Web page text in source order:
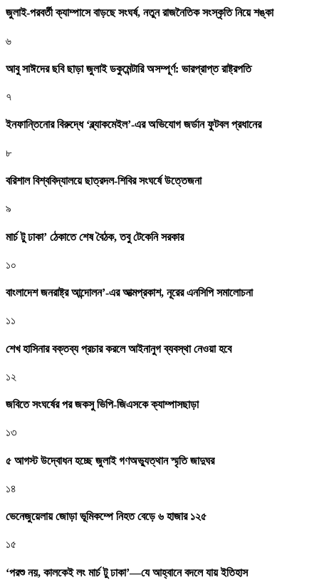
জুলাই-পরবর্তী ক্যাম্পাসে বাড়ছে সংঘর্ষ, নতুন রাজনৈতিক সংস্কৃতি নিয়ে শঙ্কা
৬
আবু সাঈদের ছবি ছাড়া জুলাই ডকুমেন্টারি অসম্পূর্ণ: ভারপ্রাপ্ত রাষ্ট্রপতি
৭
ইনফান্তিনোর বিরুদ্ধে ‘ব্ল্যাকমেইল’-এর অভিযোগ জর্ডান ফুটবল প্রধানের
৮
বরিশাল বিশ্ববিদ্যালয়ে ছাত্রদল-শিবির সংঘর্ষে উত্তেজনা
৯
মার্চ টু ঢাকা’ ঠেকাতে শেষ বৈঠক, তবু টেকেনি সরকার
১০
বাংলাদেশ জনরাষ্ট্র আন্দোলন’-এর আত্মপ্রকাশ, নূরের এনসিপি সমালোচনা
১১
শেখ হাসিনার বক্তব্য প্রচার করলে আইনানুগ ব্যবস্থা নেওয়া হবে
১২
জবিতে সংঘর্ষের পর জকসু ভিপি-জিএসকে ক্যাম্পাসছাড়া
১৩
৫ আগস্ট উদ্বোধন হচ্ছে জুলাই গণঅভ্যুত্থান স্মৃতি জাদুঘর
১৪
ভেনেজুয়েলায় জোড়া ভূমিকম্পে নিহত বেড়ে ৬ হাজার ১২৫
১৫
‘পরশু নয়, কালকেই লং মার্চ টু ঢাকা’—যে আহ্বানে বদলে যায় ইতিহাস